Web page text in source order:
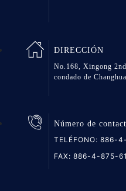
DIRECCIÓN
No.168, Xingong
condado de
Número de
TELÉFONO: 886-
FAX: 886-4-875-